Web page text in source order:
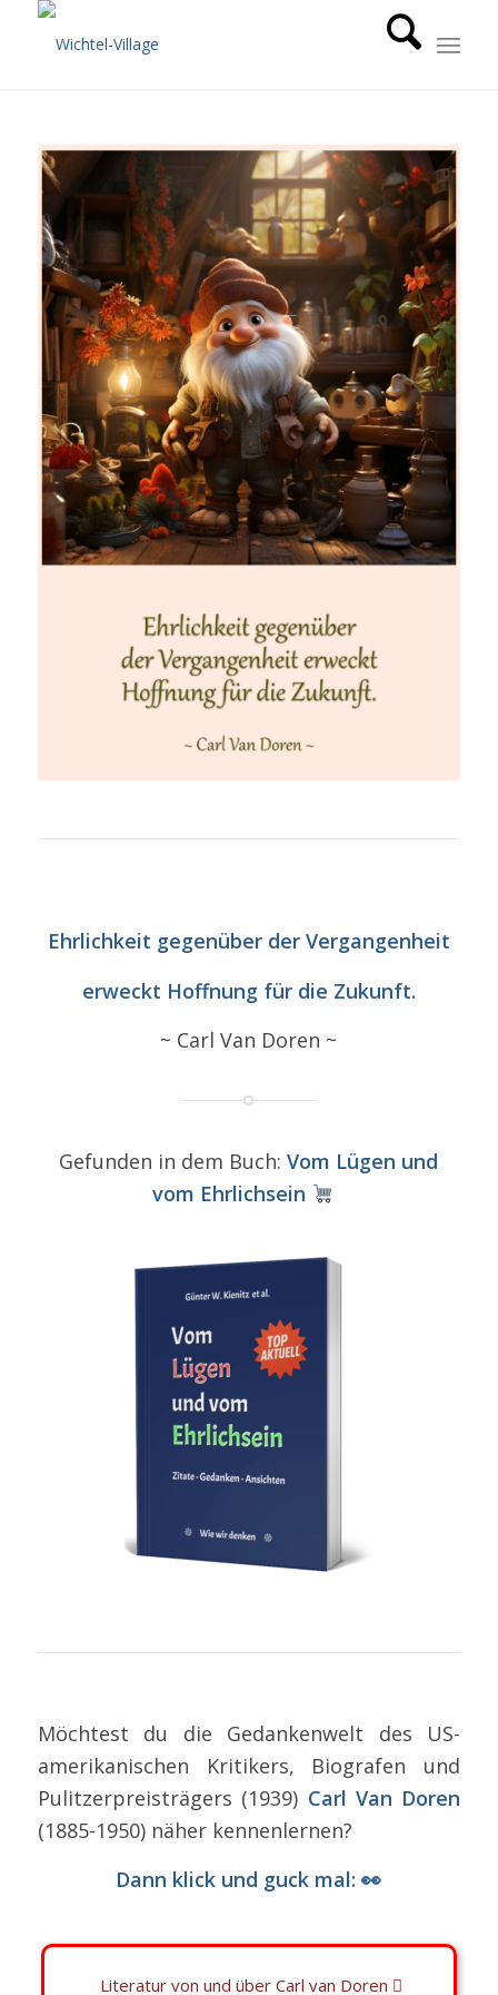
Ehrlichkeit gegenüber der Vergangenheit
erweckt Hoffnung für die Zukunft.
~ Carl Van Doren ~
Gefunden in dem Buch:Vom Lügen und
vom Ehrlichsein
Möchtest du die Gedankenwelt des US-
amerikanischen Kritikers, Biografen und
Pulitzerpreisträgers (1939) Carl Van Doren
(1885-1950) näher kennenlernen?
Dann klick und guck mal: 👀
Literatur von und über Carl van Doren